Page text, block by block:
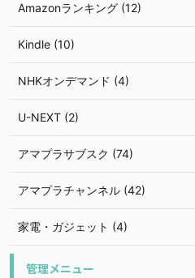
Amazonランキング (12)
Kindle (10)
NHKオンデマンド (4)
U-NEXT (2)
アマプラサブスク (74)
アマプラチャンネル (42)
家電・ガジェット (4)
管理メニュー